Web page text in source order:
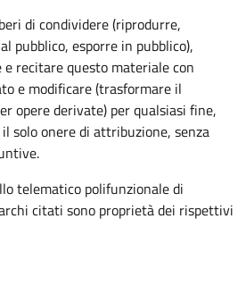
di condividere (riprodurre,
pubblico, esporre in pubblico),
recitare questo materiale con
e modificare (trasformare il
opere derivate) per qualsiasi fine,
solo onere di attribuzione, senza
telematico polifunzionaledi
citati sono proprietà dei rispettivi